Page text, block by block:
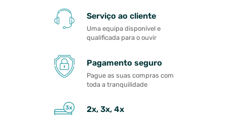
Serviço ao cliente
Uma equipa disponível e
qualificada para o ouvir
Pagamento seguro
Pague as suas compras com
toda a tranquilidade
2x, 3x, 4x